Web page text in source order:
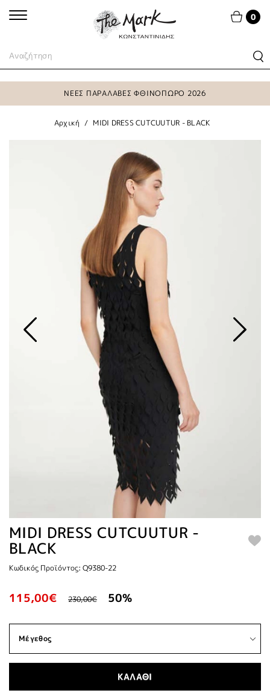
0
ΝΕΕΣ ΠΑΡΑΛΑΒΕΣ ΦΘΙΝΟΠΩΡΟ 2026
Αρχική MIDI DRESS CUTCUUTUR - BLACK
MIDI DRESS CUTCUUTUR -
BLACK
Κωδικός Προϊόντος: Q9380-22
115,00€ 230,00€ 50%
ΚΑΛΑΘΙ